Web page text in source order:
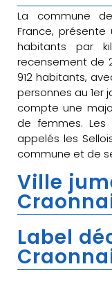
La commune
France,
habitants par
recensement de
912 habitants,
personnes au 1er
compte une
de femmes. Les
appelés les
commune et de
Ville
Label